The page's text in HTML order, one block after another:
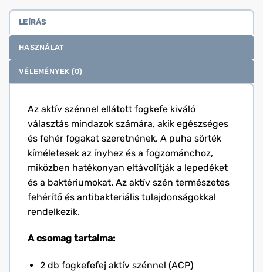
LEÍRÁS
HASZNÁLAT
VÉLEMÉNYEK (0)
Az aktív szénnel ellátott fogkefe kiváló
választás mindazok számára, akik egészséges
és fehér fogakat szeretnének. A puha sörték
kíméletesek az ínyhez és a fogzománchoz,
miközben hatékonyan eltávolítják a lepedéket
és a baktériumokat. Az aktív szén természetes
fehérítő és antibakteriális tulajdonságokkal
rendelkezik.
A csomag tartalma:
2 db fogkefefej aktív szénnel (ACP)